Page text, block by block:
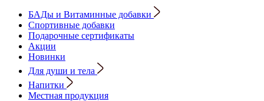
БАДы и Витаминные добавки
Спортивные добавки
Подарочные сертификаты
Акции
Новинки
Для души и тела
Напитки
Местная продукция